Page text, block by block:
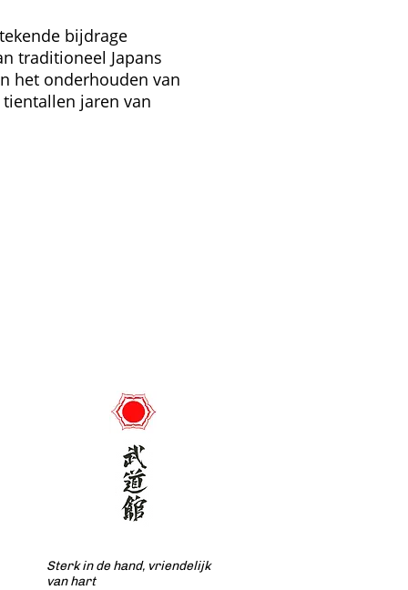
bijdrage
traditioneel Japans
het onderhouden van
jaren van
Sterk in de hand, vriendelijk
van hart